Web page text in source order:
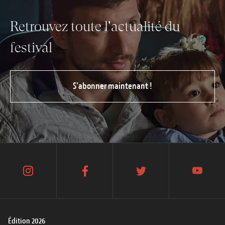
Retrouvez toute l'actualité du
festival
S’abonner maintenant !
Édition 2026
instagram facebook twitter youtube